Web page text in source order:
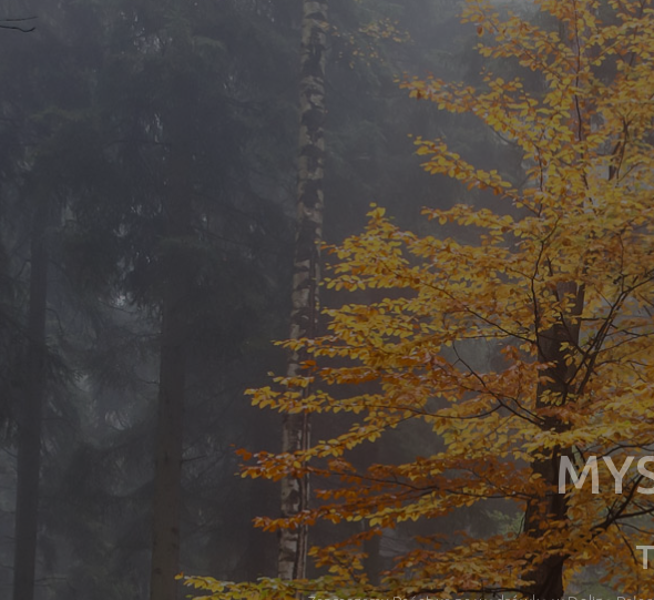
Dolina
Zapraszamy Państwa na wędrówkę w Dolinę
spokojna sielskość na północy”. Gdzie królują
dziedzictwo